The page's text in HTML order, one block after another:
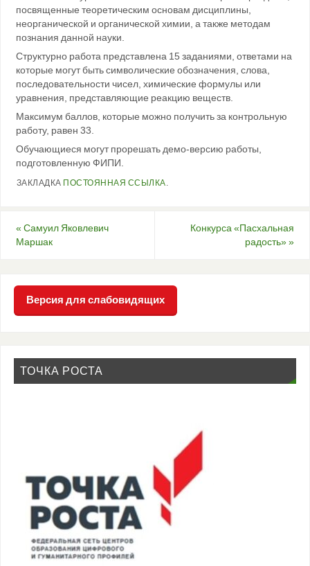
посвященные теоретическим основам дисциплины,
неорганической и органической химии, а также методам
познания данной науки.
Структурно работа представлена 15 заданиями, ответами на
которые могут быть символические обозначения, слова,
последовательности чисел, химические формулы или
уравнения, представляющие реакцию веществ.
Максимум баллов, которые можно получить за контрольную
работу, равен 33.
Обучающиеся могут прорешать демо-версию работы,
подготовленную ФИПИ.
ЗАКЛАДКА ПОСТОЯННАЯ ССЫЛКА.
« Самуил Яковлевич
Маршак
Конкурса «Пасхальная
радость»»
Версия для слабовидящих
ТОЧКА РОСТА